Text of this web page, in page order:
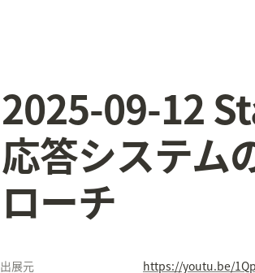
2025-09-12
応答システム
ローチ
出展元
https://youtu.be/